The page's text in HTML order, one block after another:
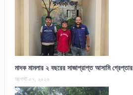
মাদক মামলার ২ বছরের সাজাপ্রাপ্ত আসামি গ্রেপ্তার
আগস্ট ০৭, ২০২৬